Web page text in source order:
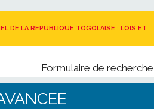
DE LA REPUBLIQUE TOGOLAISE : LOIS ET
Formulaire de recherche
Rechercher